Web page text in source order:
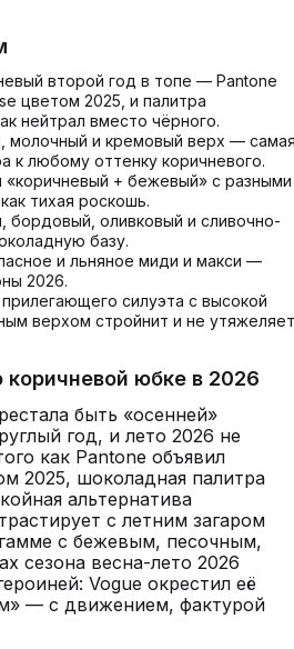
второй год в топе — Pantone
цветом 2025, и палитра
нейтрал вместо чёрного.
молочный и кремовый верх —
к любому оттенку коричневого.
+ бежевый» с разными
тихая роскошь.
бордовый, оливковый и сливочно-
базу.
и льняное миди и макси —
2026.
силуэта с высокой
верхом стройнит и не
коричневой юбке в 2026
быть «осенней»
год, и лето 2026 не
как Pantone объявил
2025, шоколадная палитра
альтернатива
с летним загаром
с бежевым, песочным,
сезона весна-лето 2026
Vogue окрестил её
— с движением, фактурой